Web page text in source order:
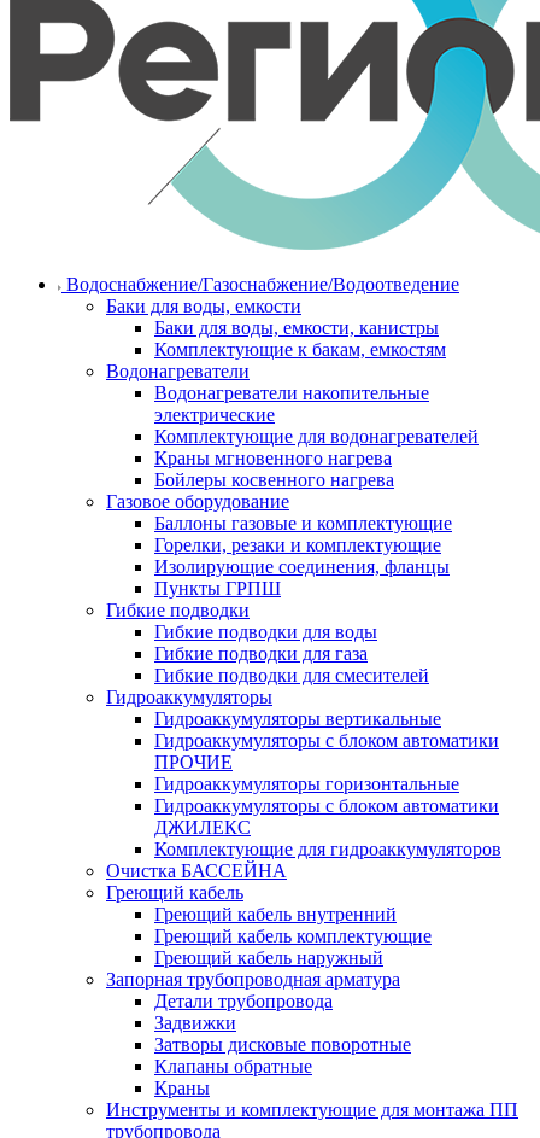
Водоснабжение/Газоснабжение/Водоотведение
Баки для воды, емкости
Баки для воды, емкости, канистры
Комплектующие к бакам, емкостям
Водонагреватели
Водонагреватели накопительные
электрические
Комплектующие для водонагревателей
Краны мгновенного нагрева
Бойлеры косвенного нагрева
Газовое оборудование
Баллоны газовые и комплектующие
Горелки, резаки и комплектующие
Изолирующие соединения, фланцы
Пункты ГРПШ
Гибкие подводки
Гибкие подводки для воды
Гибкие подводки для газа
Гибкие подводки для смесителей
Гидроаккумуляторы
Гидроаккумуляторы вертикальные
Гидроаккумуляторы с блоком автоматики
ПРОЧИЕ
Гидроаккумуляторы горизонтальные
Гидроаккумуляторы с блоком автоматики
ДЖИЛЕКС
Комплектующие для гидроаккумуляторов
Очистка БАССЕЙНА
Греющий кабель
Греющий кабель внутренний
Греющий кабель комплектующие
Греющий кабель наружный
Запорная трубопроводная арматура
Детали трубопровода
Задвижки
Затворы дисковые поворотные
Клапаны обратные
Краны
Инструменты и комплектующие для монтажа ПП
трубопровода